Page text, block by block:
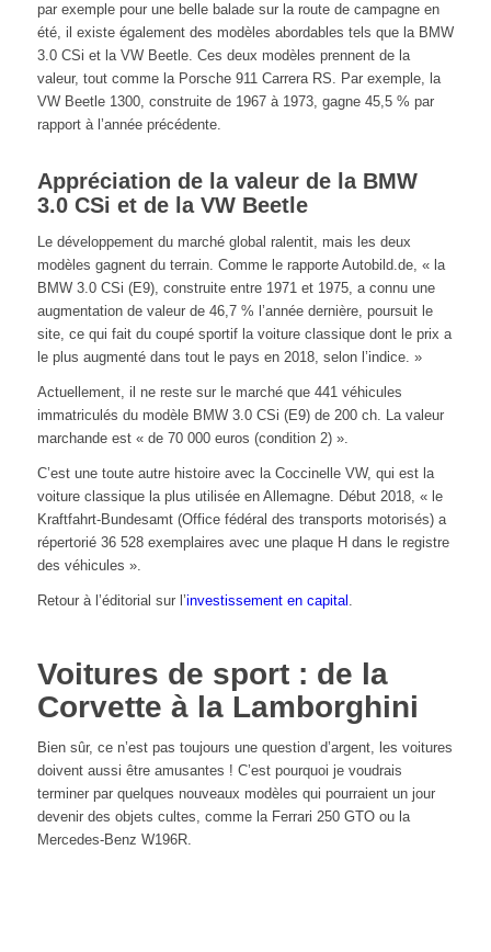
par exemple pour une belle balade sur la route de campagne en
été, il existe également des modèles abordables tels que la BMW
3.0 CSi et la VW Beetle. Ces deux modèles prennent de la
valeur, tout comme la Porsche 911 Carrera RS. Par exemple, la
VW Beetle 1300, construite de 1967 à 1973, gagne 45,5 % par
rapport à l’année précédente.
Appréciation de la valeur de la BMW
3.0 CSi et de la VW Beetle
Le développement du marché global ralentit, mais les deux
modèles gagnent du terrain. Comme le rapporte Autobild.de, « la
BMW 3.0 CSi (E9), construite entre 1971 et 1975, a connu une
augmentation de valeur de 46,7 % l’année dernière, poursuit le
site, ce qui fait du coupé sportif la voiture classique dont le prix a
le plus augmenté dans tout le pays en 2018, selon l’indice. »
Actuellement, il ne reste sur le marché que 441 véhicules
immatriculés du modèle BMW 3.0 CSi (E9) de 200 ch. La valeur
marchande est « de 70 000 euros (condition 2) ».
C’est une toute autre histoire avec la Coccinelle VW, qui est la
voiture classique la plus utilisée en Allemagne. Début 2018, « le
Kraftfahrt-Bundesamt (Office fédéral des transports motorisés) a
répertorié 36 528 exemplaires avec une plaque H dans le registre
des véhicules ».
Retour à l’éditorial sur l’investissement en capital
Voitures de sport : de la
Corvette à la Lamborghini
Bien sûr, ce n’est pas toujours une question d’argent, les voitures
doivent aussi être amusantes ! C’est pourquoi je voudrais
terminer par quelques nouveaux modèles qui pourraient un jour
devenir des objets cultes, comme la Ferrari 250 GTO ou la
Mercedes-Benz W196R.